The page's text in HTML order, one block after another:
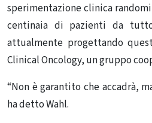
sperimentazione clinica
centinaia di pazienti da
attualmente progettando
Clinical Oncology, un gruppo
“Non è garantito che accadrà,
ha detto Wahl.